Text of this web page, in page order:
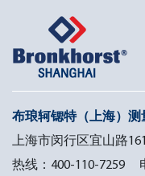
布琅轲锶特（上海）测
上海市闵行区宜山路
热线：400-110-7259